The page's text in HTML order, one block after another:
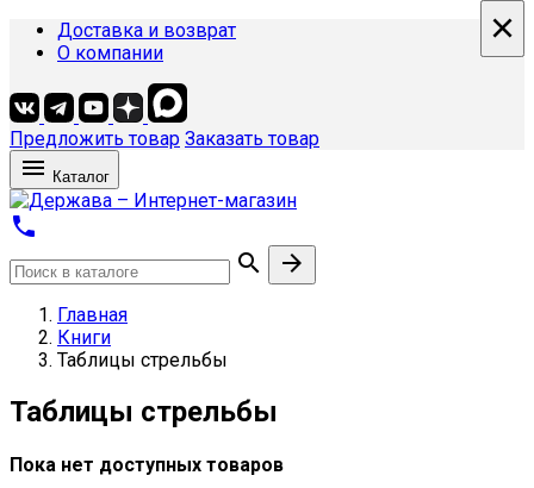
Доставка и возврат
О компании
Предложить товар Заказать товар
 Каталог



Главная
Книги
Таблицы стрельбы
Таблицы стрельбы
Пока нет доступных товаров
×
×